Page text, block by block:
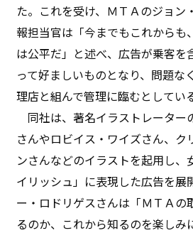
た。これを受け、ＭＴＡのジョン
報担当官は「今までもこれからも
は公平だ」と述べ、広告が乗客を
って好ましいものとなり、問題な
理店と組んで管理に臨むとしてい
同社は、著名イラストレーター
さんやロビイス・ワイズさん、ク
ンさんなどのイラストを起用し、
イリッシュ」に表現した広告を展
ー・ロドリゲスさんは「ＭＴＡの
るのか、これから知るのを楽しみ